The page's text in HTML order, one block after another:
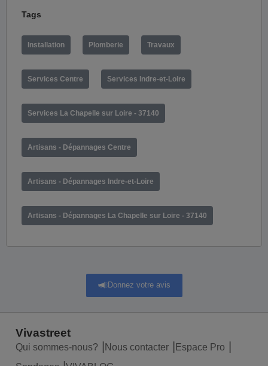
Tags
Installation Plomberie Travaux
Services Centre Services Indre-et-Loire
Services La Chapelle sur Loire - 37140
Artisans - Dépannages Centre
Artisans - Dépannages Indre-et-Loire
Artisans - Dépannages La Chapelle sur Loire - 37140
Donnez votre avis
Vivastreet
Qui sommes-nous? Nous contacter
Espace Pro